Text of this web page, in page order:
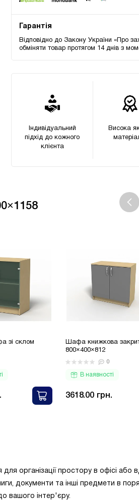
Гарантія
Відповідно до Закону України «Про
обміняти товар протягом 14 днів з
Індивідуальний
підхід до кожного
клієнта
Висока
зі склом
Шафа книжкова
800×400×812
0
В наявності
3618.00 грн.
організації простору в офісі або
документи та інші предмети в
вашого інтер'єру.